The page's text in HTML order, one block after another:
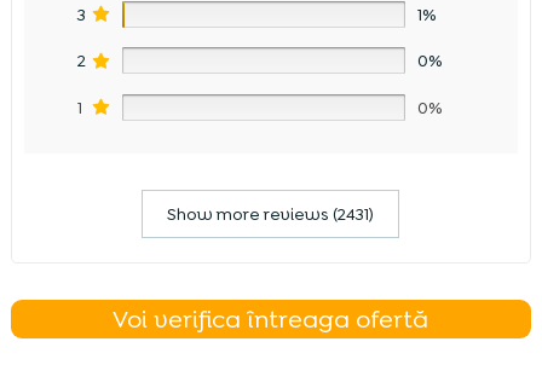
3 1%
2 0%
1 0%
Show more reviews (2431)
Voi verifica întreaga ofertă